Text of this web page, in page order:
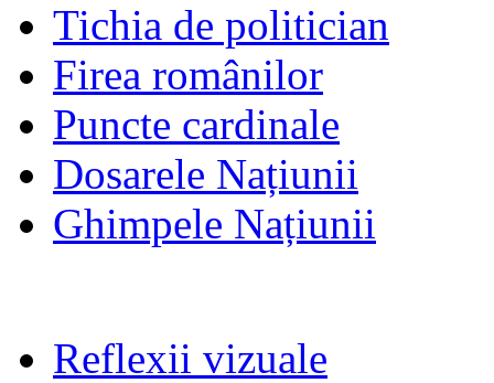
Tichia de politician
Firea românilor
Puncte cardinale
Dosarele Națiunii
Ghimpele Națiunii
Reflexii vizuale